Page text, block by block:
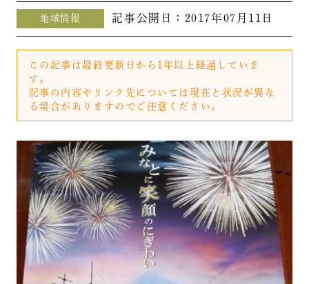
地域情報 記事公開日： 2017年07月11日
この記事は最終更新日から1年以上経過していま
す。
記事の内容やリンク先については現在と状況が異な
る場合がありますのでご注意ください。